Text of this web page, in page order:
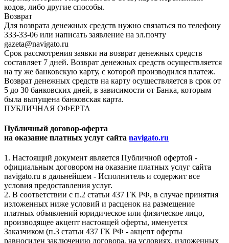
кодов, либо другие способы.
Возврат
Для возврата денежных средств нужно связаться по телефону
333-33-06 или написать заявление на эл.почту
gazeta@navigato.ru
Срок рассмотрения заявки на возврат денежных средств
составляет 7 дней. Возврат денежных средств осуществляется
на ту же банковскую карту, с которой производился платеж.
Возврат денежных средств на карту осуществляется в срок от
5 до 30 банковских дней, в зависимости от Банка, которым
была выпущена банковская карта.
ПУБЛИЧНАЯ ОФЕРТА
Публичный договор-оферта
на оказание платных услуг сайта navigato.ru
1. Настоящий документ является Публичной офертой -
официальным договором на оказание платных услуг сайта
navigato.ru в дальнейшем - Исполнитель и содержит все
условия предоставления услуг.
2. В соответствии с п.2 статьи 437 ГК РФ, в случае принятия
изложенных ниже условий и расценок на размещение
платных объявлений юридическое или физическое лицо,
производящее акцепт настоящей оферты, именуется
Заказчиком (п.3 статьи 437 ГК РФ - акцепт оферты
равносилен заключению договора, на условиях, изложенных